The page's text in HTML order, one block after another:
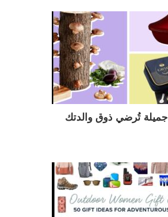
تُرضي ذوق والدتك